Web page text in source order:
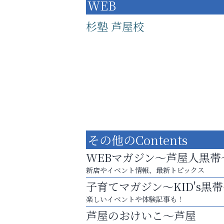
WEB
杉塾 芦屋校
学び方が変われば、成績は変わる。
いわみ眼科
その他のContents
WEBマガジン～芦屋人黒帯
新店やイベント情報、最新トピックス
子育てマガジン～KID's黒
楽しいイベントや体験記事も！
芦屋のおけいこ～芦屋